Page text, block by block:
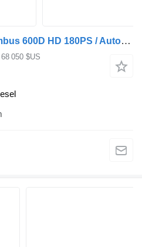
Westfalia Westfalia Columbus 600D HD 180PS / Automatik
050 $US